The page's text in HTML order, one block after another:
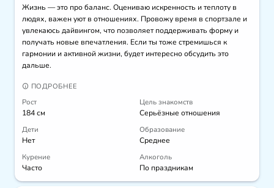
Жизнь — это про баланс. Оцениваю искренность и теплоту в
людях, важен уют в отношениях. Провожу время в спортзале и
увлекаюсь дайвингом, что позволяет поддерживать форму и
получать новые впечатления. Если ты тоже стремишься к
гармонии и активной жизни, будет интересно обсудить это
дальше.
ПОДРОБНЕЕ
Рост
184 см
Цель знакомств
Серьёзные отношения
Дети
Нет
Образование
Среднее
Курение
Часто
Алкоголь
По праздникам